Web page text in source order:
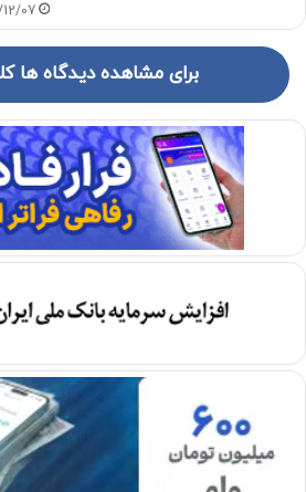
12/07
برای مشاهده دیدگاه ها